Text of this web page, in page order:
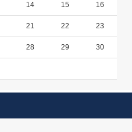
14 15 16
21 22 23
28 29 30